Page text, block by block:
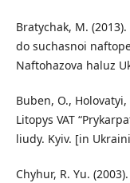
Bratychak, M.
do suchasnoi
Naftohazova haluz
Buben, O.,
Litopys VAT
liudy. Kyiv. [in
Chyhur, R. Yu.